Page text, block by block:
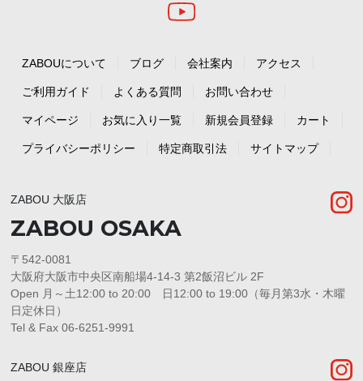
ZABOUについて ブログ 会社案内 アクセス
ご利用ガイド よくある質問 お問い合わせ
マイページ お気に入り一覧 新規会員登録 カート
プライバシーポリシー 特定商取引法 サイトマップ
ZABOU 大阪店
ZABOU OSAKA
〒542-0081
大阪府大阪市中央区南船場4-14-3 第2飯沼ビル 2F
Open 月～土12:00 to 20:00 日12:00 to 19:00（毎月第3水・木曜
日定休日）
Tel & Fax 06-6251-9991
ZABOU 銀座店